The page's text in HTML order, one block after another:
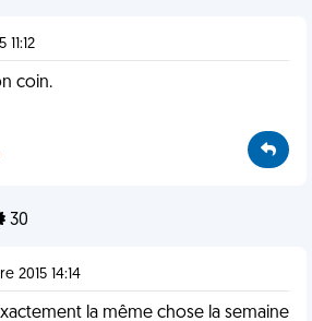
coin.
30
2015 14:14
la même chose la semaine